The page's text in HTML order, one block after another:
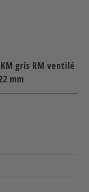
gris RM ventilé
mm